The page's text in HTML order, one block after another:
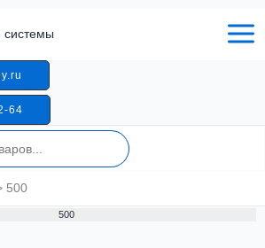
64
500
500